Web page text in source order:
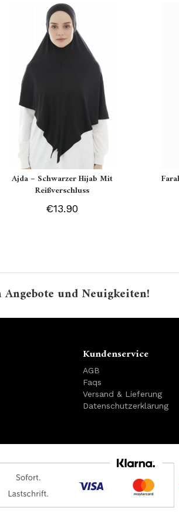
Ajda – Schwarzer Hijab Mit
Reißverschluss
€13.90
und Neuigkeiten!
Kundenservice
AGB
Faqs
Versand & Lieferung
Datenschutzerklärung